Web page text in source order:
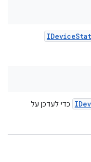
IDevice
כדי לעדכן על